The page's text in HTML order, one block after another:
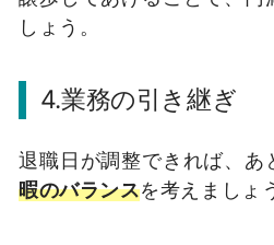
しょう。
4.業務の引き継ぎ
退職日が調整できれば、あ
暇のバランスを考えましょ